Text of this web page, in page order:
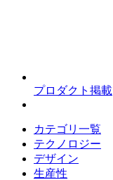
プロダクト掲載
カテゴリ一覧
テクノロジー
デザイン
生産性